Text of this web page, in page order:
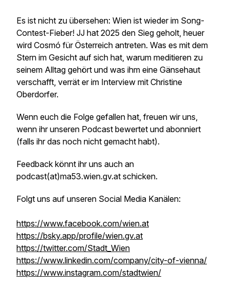
Es ist nicht zu übersehen: Wien ist wieder im Song-
Contest-Fieber! JJ hat 2025 den Sieg geholt, heuer
wird Cosmó für Österreich antreten. Was es mit dem
Stern im Gesicht auf sich hat, warum meditieren zu
seinem Alltag gehört und was ihm eine Gänsehaut
verschafft, verrät er im Interview mit Christine
Oberdorfer.
Wenn euch die Folge gefallen hat, freuen wir uns,
wenn ihr unseren Podcast bewertet und abonniert
(falls ihr das noch nicht gemacht habt).
Feedback könnt ihr uns auch an
podcast(at)ma53.wien.gv.at schicken.
Folgt uns auf unseren Social Media Kanälen:
https://www.facebook.com/wien.at
https://bsky.app/profile/wien.gv.at
https://twitter.com/Stadt_Wien
https://www.linkedin.com/company/city-of-vienna/
https://www.instagram.com/stadtwien/